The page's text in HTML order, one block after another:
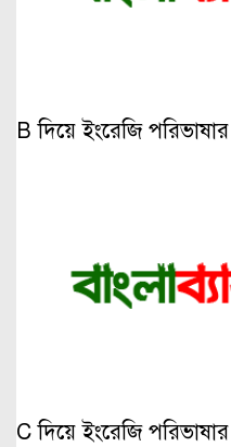
B দিয়ে ইংরেজি পরিভাষার
C দিয়ে ইংরেজি পরিভাষার